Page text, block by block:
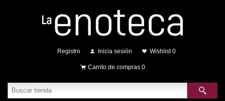
Registro Inicia sesión Wishlist 0
Carrito de compras 0